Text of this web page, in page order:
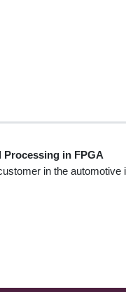
Processing in FPGA
in the